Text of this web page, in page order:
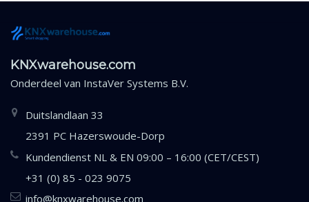
KNXwarehouse.com
Onderdeel van InstaVer Systems B.V.
Duitslandlaan 33
2391 PC Hazerswoude-Dorp
Kundendienst NL & EN 09:00 – 16:00 (CET/CEST)
+31 (0) 85 - 023 9075
info@knxwarehouse.com